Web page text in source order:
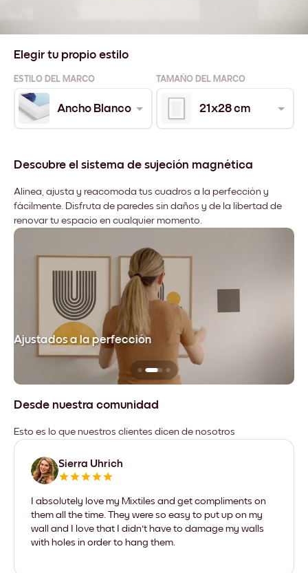
Elegir tu propio estilo
ESTILO DEL MARCO TAMAÑO DEL MARCO
Ancho Blanco 21x28 cm
Descubre el sistema de sujeción magnética
Alinea, ajusta y reacomoda tus cuadros a la perfección y
fácilmente. Disfruta de paredes sin daños y de la libertad de
renovar tu espacio en cualquier momento.
Ajustados a la perfección
Desde nuestra comunidad
Esto es lo que nuestros clientes dicen de nosotros
Sierra Uhrich
I absolutely love my Mixtiles and get compliments on
them all the time. They were so easy to put up on my
wall and I love that I didn't have to damage my walls
with holes in order to hang them.